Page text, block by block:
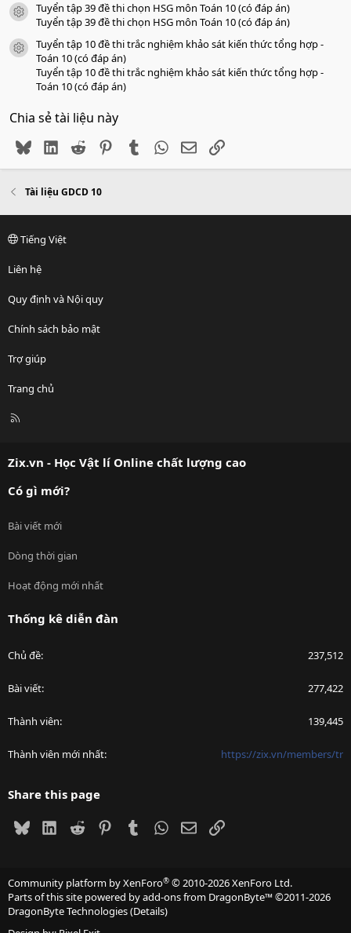
icon tài liệu
Tuyển tập 39 đề thi chọn HSG môn Toán 10 (có đáp án)
Tuyển tập 39 đề thi chọn HSG môn Toán 10 (có đáp án)
icon tài liệu
Tuyển tập 10 đề thi trắc nghiệm khảo sát kiến thức tổng hợp -
Toán 10 (có đáp án)
Tuyển tập 10 đề thi trắc nghiệm khảo sát kiến thức tổng hợp -
Toán 10 (có đáp án)
Chia sẻ tài liệu này
BlueskyLinkedIn
Reddit PinterestTumblr WhatsApp
EmailLink
Tài liệu GDCD 10
Tiếng Việt
Liên hệ
Quy định và Nội quy
Chính sách bảo mật
Trợ giúp
Trang chủ
R
Zix.vn - Học Vật lí Online chất lượng cao
Có gì mới?
Bài viết mới
Dòng thời gian
Hoạt động mới nhất
Thống kê diễn đàn
Chủ đề 237,512
Bài viết 277,422
Thành viên 139,445
Thành viên mới nhất https://zix.vn/members/tr
Share this page
BlueskyLinkedIn
Reddit PinterestTumblrWhatsApp
EmailLink
Community platform by XenForo® © 2010-2026 XenForo Ltd.
Parts of this site powered byadd-ons from DragonByte™©2011-2026
DragonByte Technologies(Details)